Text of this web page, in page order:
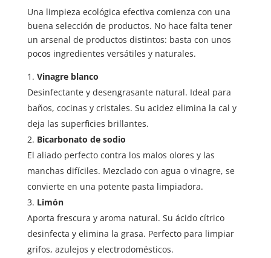
Una limpieza ecológica efectiva comienza con una
buena selección de productos. No hace falta tener
un arsenal de productos distintos: basta con unos
pocos ingredientes versátiles y naturales.
Vinagre blanco
Desinfectante y desengrasante natural. Ideal para
baños, cocinas y cristales. Su acidez elimina la cal y
deja las superficies brillantes.
Bicarbonato de sodio
El aliado perfecto contra los malos olores y las
manchas difíciles. Mezclado con agua o vinagre, se
convierte en una potente pasta limpiadora.
Limón
Aporta frescura y aroma natural. Su ácido cítrico
desinfecta y elimina la grasa. Perfecto para limpiar
grifos, azulejos y electrodomésticos.